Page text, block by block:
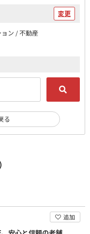
追加
変更
ン / 不動産
る